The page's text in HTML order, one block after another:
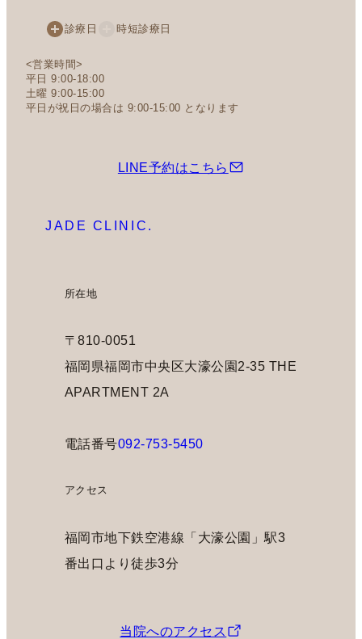
診療日 時短診療日
<営業時間>
平日 9:00-18:00
土曜 9:00-15:00
平日が祝日の場合は 9:00-15:00 となります
LINE予約はこちら
JADE CLINIC.
所在地
〒810-0051
福岡県福岡市中央区大濠公園2-35 THE
APARTMENT 2A
電話番号092-753-5450
アクセス
福岡市地下鉄空港線「大濠公園」駅3
番出口より徒歩3分
当院へのアクセス